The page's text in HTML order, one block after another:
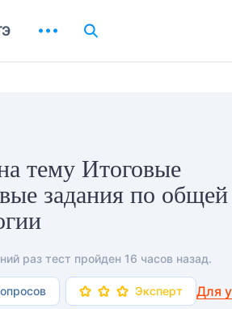
тему Итоговые
задания по общей
раз тест пройден 16 часов назад.
Эксперт Для